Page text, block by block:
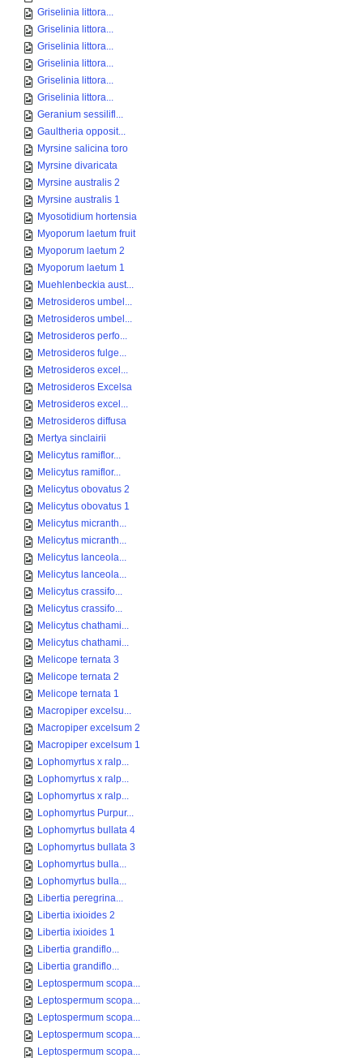
Griselinia littora...
Griselinia littora...
Griselinia littora...
Griselinia littora...
Griselinia littora...
Griselinia littora...
Geranium sessilifl...
Gaultheria opposit...
Myrsine salicina toro
Myrsine divaricata
Myrsine australis 2
Myrsine australis 1
Myosotidium hortensia
Myoporum laetum fruit
Myoporum laetum 2
Myoporum laetum 1
Muehlenbeckia aust...
Metrosideros umbel...
Metrosideros umbel...
Metrosideros perfo...
Metrosideros fulge...
Metrosideros excel...
Metrosideros Excelsa
Metrosideros excel...
Metrosideros diffusa
Mertya sinclairii
Melicytus ramiflor...
Melicytus ramiflor...
Melicytus obovatus 2
Melicytus obovatus 1
Melicytus micranth...
Melicytus micranth...
Melicytus lanceola...
Melicytus lanceola...
Melicytus crassifo...
Melicytus crassifo...
Melicytus chathami...
Melicytus chathami...
Melicope ternata 3
Melicope ternata 2
Melicope ternata 1
Macropiper excelsu...
Macropiper excelsum 2
Macropiper excelsum 1
Lophomyrtus x ralp...
Lophomyrtus x ralp...
Lophomyrtus x ralp...
Lophomyrtus Purpur...
Lophomyrtus bullata 4
Lophomyrtus bullata 3
Lophomyrtus bulla...
Lophomyrtus bulla...
Libertia peregrina...
Libertia ixioides 2
Libertia ixioides 1
Libertia grandiflo...
Libertia grandiflo...
Leptospermum scopa...
Leptospermum scopa...
Leptospermum scopa...
Leptospermum scopa...
Leptospermum scopa...